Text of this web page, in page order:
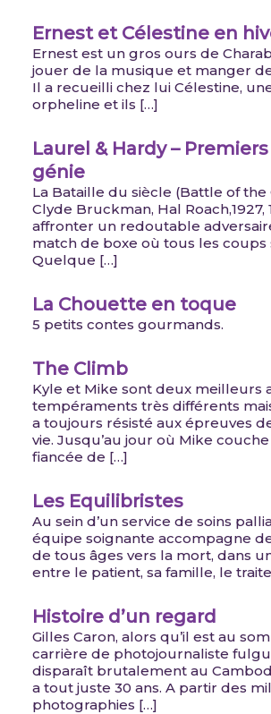
Ernest et Célestine en
Ernest est un gros ours de
jouer de la musique et manger
Il a recueilli chez lui Célestine,
orpheline et ils […]
Laurel & Hardy –
génie
La Bataille du siècle (Battle of
Clyde Bruckman, Hal Roach,1927,
affronter un redoutable
match de boxe où tous les coups
Quelque […]
La Chouette en toque
5 petits contes gourmands.
The Climb
Kyle et Mike sont deux meilleurs
tempéraments très différents
a toujours résisté aux épreuves
vie. Jusqu’au jour où Mike
fiancée de […]
Les Equilibristes
Au sein d’un service de soins
équipe soignante accompagne
de tous âges vers la mort, dans
entre le patient, sa famille, le
Histoire d’un regard
Gilles Caron, alors qu’il est au
carrière de photojournaliste
disparaît brutalement au
a tout juste 30 ans. A partir des
photographies […]